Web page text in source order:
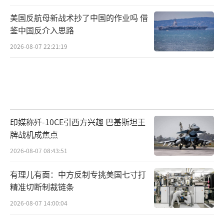
美国反航母新战术抄了中国的作业吗 借
鉴中国反介入思路
2026-08-07 22:21:19
印媒称歼-10CE引西方兴趣 巴基斯坦王
牌战机成焦点
2026-08-07 08:43:51
有理儿有面：中方反制专挑美国七寸打
精准切断制裁链条
2026-08-07 14:00:04